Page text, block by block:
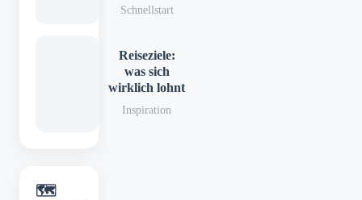
Schnellstart
Reiseziele:
was sich
wirklich lohnt
Inspiration
🗺️